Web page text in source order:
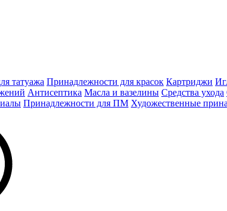
татуажа Принадлежности для красок Картриджи
Антисептика Масла и вазелины Средства ухода
Принадлежности для ПМ Художественные